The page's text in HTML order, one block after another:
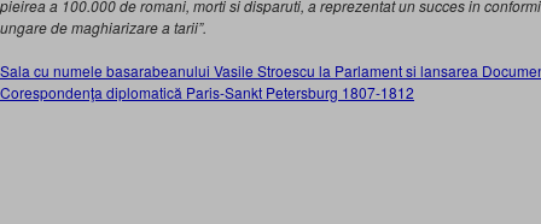
pieirea a 100.000 de romani, morti si disparuti, a reprezentat un succes in
ungare de maghiarizare a tarii”.
Sala cu numele basarabeanului Vasile Stroescu la Parlament si lansarea
Corespondenţa diplomatică Paris-Sankt Petersburg 1807-1812